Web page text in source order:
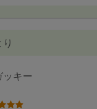
ッキー